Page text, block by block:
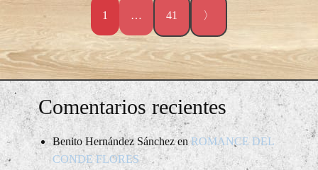
1 … 41 〉
Comentarios recientes
Benito Hernández SánchezenROMANCE DEL
CONDE FLORES